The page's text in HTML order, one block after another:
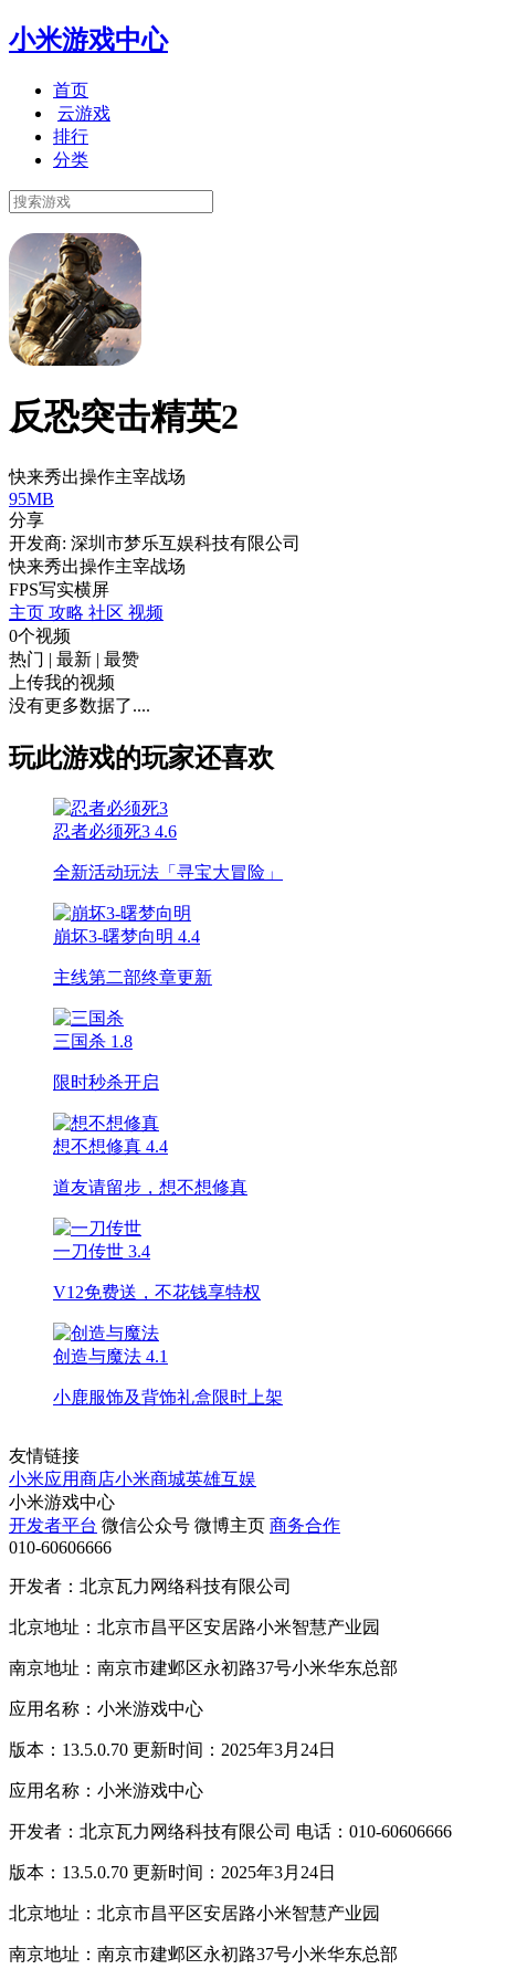
小米游戏中心
首页
云游戏
排行
分类
反恐突击精英2
快来秀出操作主宰战场
95MB
分享
开发商: 深圳市梦乐互娱科技有限公司
快来秀出操作主宰战场
FPS写实横屏
主页 攻略 社区 视频
0个视频
热门 | 最新 | 最赞
上传我的视频
没有更多数据了....
玩此游戏的玩家还喜欢
忍者必须死3 4.6
全新活动玩法「寻宝大冒险」
崩坏3-曙梦向明 4.4
主线第二部终章更新
三国杀 1.8
限时秒杀开启
想不想修真 4.4
道友请留步，想不想修真
一刀传世 3.4
V12免费送，不花钱享特权
创造与魔法 4.1
小鹿服饰及背饰礼盒限时上架
友情链接
小米应用商店小米商城英雄互娱
小米游戏中心
开发者平台 微信公众号 微博主页 商务合作
010-60606666
开发者：北京瓦力网络科技有限公司
北京地址：北京市昌平区安居路小米智慧产业园
南京地址：南京市建邺区永初路37号小米华东总部
应用名称：小米游戏中心
版本：13.5.0.70 更新时间：2025年3月24日
应用名称：小米游戏中心
开发者：北京瓦力网络科技有限公司 电话：010-60606666
版本：13.5.0.70 更新时间：2025年3月24日
北京地址：北京市昌平区安居路小米智慧产业园
南京地址：南京市建邺区永初路37号小米华东总部